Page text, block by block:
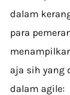
dalam
para
aja sih yang
dalam agile: